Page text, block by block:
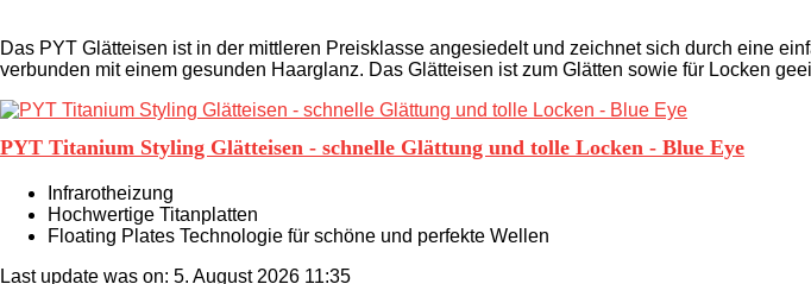
Das PYT Glätteisen ist in der mittleren Preisklasse angesiedelt und zeichnet sich durch eine
verbunden mit einem gesunden Haarglanz. Das Glätteisen ist zum Glätten sowie für Locken
PYT Titanium Styling Glätteisen - schnelle Glättung und tolle Locken - Blue Eye
Infrarotheizung
Hochwertige Titanplatten
Floating Plates Technologie für schöne und perfekte Wellen
Last update was on: 5. August 2026 11:35